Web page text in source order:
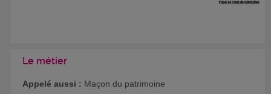
Le métier
Appelé aussi : Maçon du patrimoine